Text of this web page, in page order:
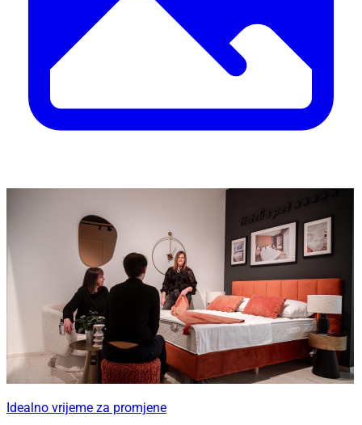
Idealno vrijeme za promjene